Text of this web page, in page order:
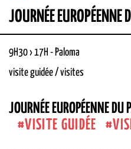
JOURNÉE EUROPÉENNE
9H30 › 17H - Paloma
visite guidée / visites
JOURNÉE EUROPÉENNE DU
VISITE GUIDÉE